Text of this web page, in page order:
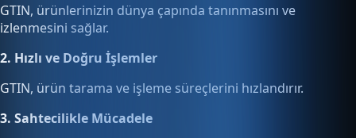
GTIN, ürünlerinizin dünya çapında tanınmasını ve
izlenmesini sağlar.
2. Hızlı ve Doğru İşlemler
GTIN, ürün tarama ve işleme süreçlerini hızlandırır.
3. Sahtecilikle Mücadele